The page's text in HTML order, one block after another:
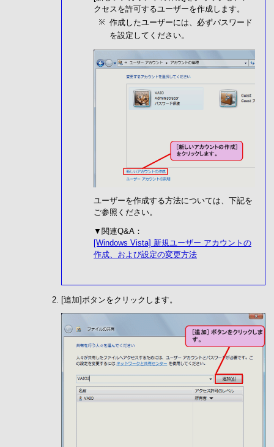
クセスを許可するユーザーを作成します。
作成したユーザーには、必ずパスワード
を設定してください。
ユーザーを作成する方法については、下記を
ご参照ください。
▼関連Q&A：
[Windows Vista] 新規ユーザー アカウントの
作成、および設定の変更方法
[追加]ボタンをクリックします。